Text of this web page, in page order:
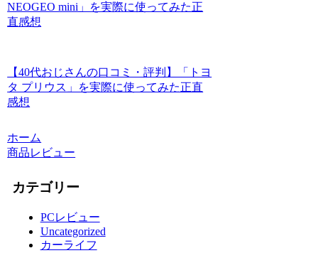
NEOGEO mini」を実際に使ってみた正
直感想
【40代おじさんの口コミ・評判】「トヨ
タ プリウス」を実際に使ってみた正直
感想
ホーム
商品レビュー
カテゴリー
PCレビュー
Uncategorized
カーライフ